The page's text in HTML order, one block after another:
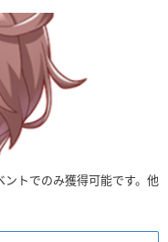
トでのみ獲得可能です。他